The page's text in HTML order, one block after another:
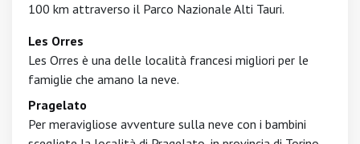
100 km attraverso il Parco Nazionale Alti Tauri.
Les Orres
Les Orres è una delle località francesi migliori per le
famiglie che amano la neve.
Pragelato
Per meravigliose avventure sulla neve con i bambini